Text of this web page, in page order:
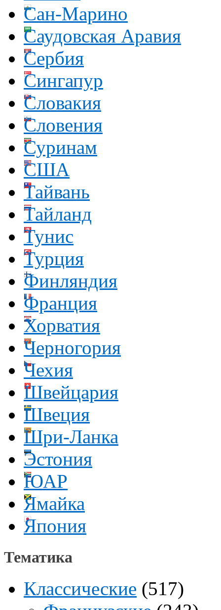
Сан-Марино
Саудовская Аравия
Сербия
Сингапур
Словакия
Словения
Суринам
США
Тайвань
Тайланд
Тунис
Турция
Финляндия
Франция
Хорватия
Черногория
Чехия
Швейцария
Швеция
Шри-Ланка
Эстония
ЮАР
Ямайка
Япония
Тематика
Классические (517)